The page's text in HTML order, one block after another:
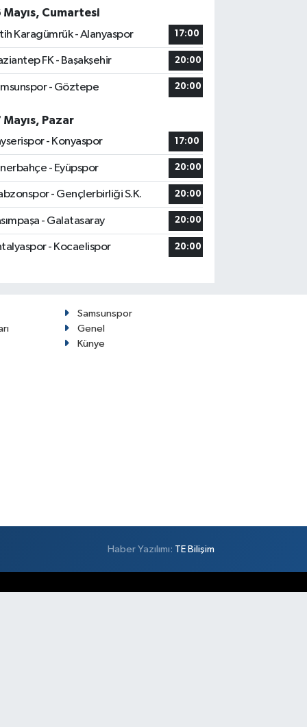
Mayıs, Cumartesi
Karagümrük - Alanyaspor
17:00
FK - Başakşehir 20:00
- Göztepe 20:00
Mayıs, Pazar
- Konyaspor
17:00
- Eyüpspor 20:00
- Gençlerbirliği S.K. 20:00
- Galatasaray 20:00
- Kocaelispor 20:00
Samsunspor
Genel
Künye
Haber Yazılımı: TE Bilişim